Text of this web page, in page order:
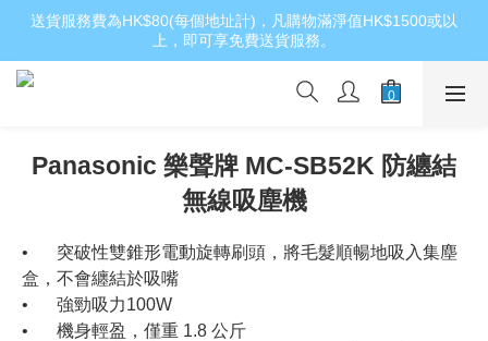
送貨服務費為HK$80(每個地址計)，凡購物滿淨值HK$1500或以
上，即可享免費送貨服務。
Panasonic 樂聲牌 MC-SB52K 防纏結
無線吸塵機
•	突破性雙錐形電動旋轉刷頭，將毛髮順暢地吸入集塵
盒，不會纏結於吸嘴
•	強勁吸力100W
•	機身輕盈，僅重 1.8 公斤